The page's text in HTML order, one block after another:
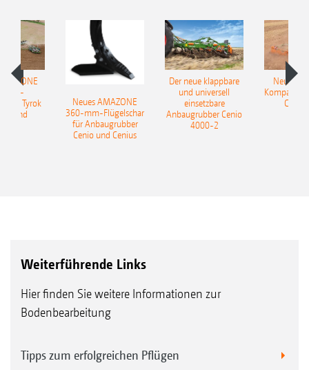
Mix-Schar für die Ausbringung von Saatgut
oder Dünger unmittelbar in den gelockerten
Boden, mit Auslasseinstellung 1) 100 %
oberhalb an Auslass A, mit Auslasseinstellung
2) 50 % oberhalb an Auslass A und 50 %
unterhalb an Auslass B und mit
GreenDrill 501: für alle gezogenen Maschinen mit
einem Behältervolumen von 500 l und
hydraulischem Gebläse
Tyrok
Neues AMAZONE
360-mm-Flügelschar
für Anbaugrubber
Cenio und Cenius
Der neue klappbare
und universell
einsetzbare
Anbaugrubber Cenio
4000-2
Neue
Weiterführende Links
Hier finden Sie weitere Informationen zur
Bodenbearbeitung
Tipps zum erfolgreichen Pflügen